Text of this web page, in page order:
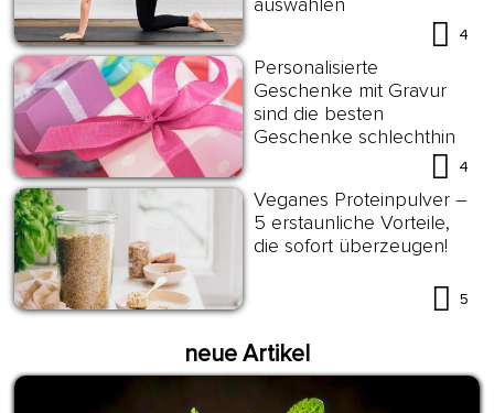
4
Personalisierte
Geschenke mit Gravur
sind die besten
Geschenke schlechthin
4
Veganes Proteinpulver –
5 erstaunliche Vorteile,
die sofort überzeugen!
5
neue Artikel